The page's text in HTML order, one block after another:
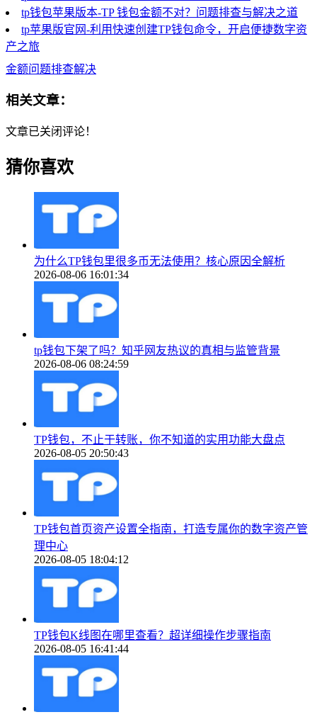
tp钱包苹果版本-TP 钱包金额不对？问题排查与解决之道
tp苹果版官网-利用快速创建TP钱包命令，开启便捷数字资
产之旅
金额问题排查解决
相关文章：
文章已关闭评论！
猜你喜欢
为什么TP钱包里很多币无法使用？核心原因全解析
2026-08-06 16:01:34
tp钱包下架了吗？知乎网友热议的真相与监管背景
2026-08-06 08:24:59
TP钱包，不止于转账，你不知道的实用功能大盘点
2026-08-05 20:50:43
TP钱包首页资产设置全指南，打造专属你的数字资产管
理中心
2026-08-05 18:04:12
TP钱包K线图在哪里查看？超详细操作步骤指南
2026-08-05 16:41:44